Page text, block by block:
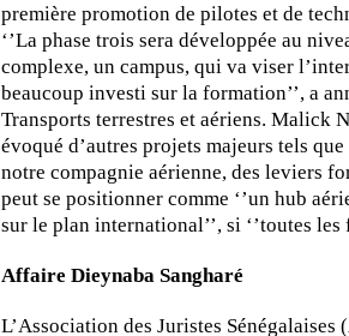
première promotion de pilotes et de
‘’La phase trois sera développée au
complexe, un campus, qui va viser
beaucoup investi sur la formation’’, a
Transports terrestres et aériens. Malick
évoqué d’autres projets majeurs tels
notre compagnie aérienne, des leviers
peut se positionner comme ‘’un hub
sur le plan international’’, si ‘’toutes les
Affaire Dieynaba Sangharé
L’Association des Juristes